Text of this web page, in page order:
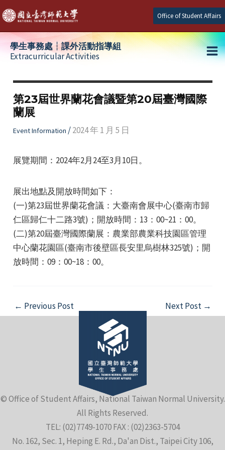
Skip
to
content
Office of Student Affairs
學生事務處┆課外活動指導組
Extracurricular Activities
第23屆世界蘭花會議暨第20屆臺灣國際
蘭展
Event Information /2024 年 1 月 5 日
展覽期間：2024年2月24至3月10日。
展出地點及開放時間如下：
(一)第23屆世界蘭花會議：大臺南會展中心(臺南市歸
仁區歸仁十二路3號)；開放時間：13：00~21：00。
(二)第20屆臺灣國際蘭展：農業部農業科技園區管理
中心蘭花園區(臺南市後壁區長安里烏樹林325號)；開
放時間：09：00~18：00。
Post
navigation
← Previous Post Next Post →
© Office of Student Affairs, National Taiwan Normal University.
All Rights Reserved.
TEL: (02)7749-1070 FAX : (02)2363-5704
No. 162, Sec. 1, Heping E. Rd., Da'an Dist., Taipei City 106,